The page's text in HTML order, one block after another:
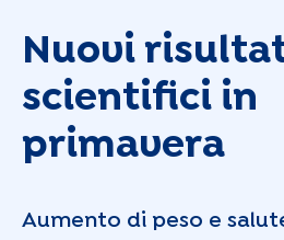
Nuovi
scientifici in
primavera
Aumento di peso e